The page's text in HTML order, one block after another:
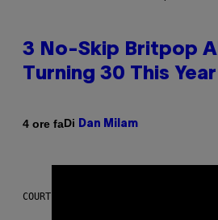
3 No-Skip Britpop
Turning 30 This Year
4 ore faDi Dan Milam
COURTESY OF PUFFCO